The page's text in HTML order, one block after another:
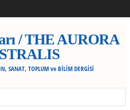
/ THE AURORA
SANAT, TOPLUM ve BİLİM DERGİSİ